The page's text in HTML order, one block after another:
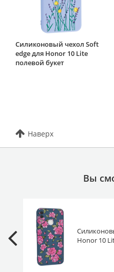
Силиконовый чехол Soft
edge для Honor 10 Lite
полевой букет
Наверх
Вы
Honor 10